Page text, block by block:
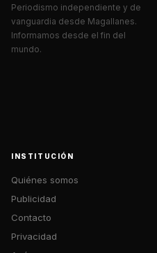
Periodismo independiente y de
vanguardia desde Magallanes.
Informamos desde el fin del
mundo.
INSTITUCIÓN
Quiénes somos
Publicidad
Contacto
Privacidad